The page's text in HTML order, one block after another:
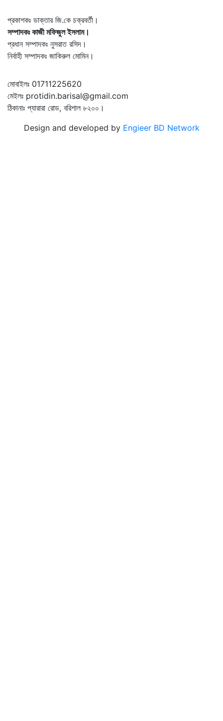
প্রকাশকঃ ডাক্তার জি.কে চক্রবর্তী।
সম্পাদকঃ কাজী মফিজুল ইসলাম।
প্রধান সম্পাদকঃ নুসরাত রসিদ।
নির্বাহী সম্পাদকঃ জাকিরুল মোমিন।
মোবাইলঃ 01711225620
মেইলঃ protidin.barisal@gmail.com
ঠিকানাঃ প্যারারা রোড, বরিশাল ৮২০০।
Design and developed by Engieer BD Network